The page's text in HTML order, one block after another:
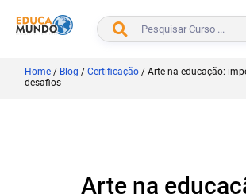
Home / Blog / Certificação / Arte na educação:
desafios
Arte na